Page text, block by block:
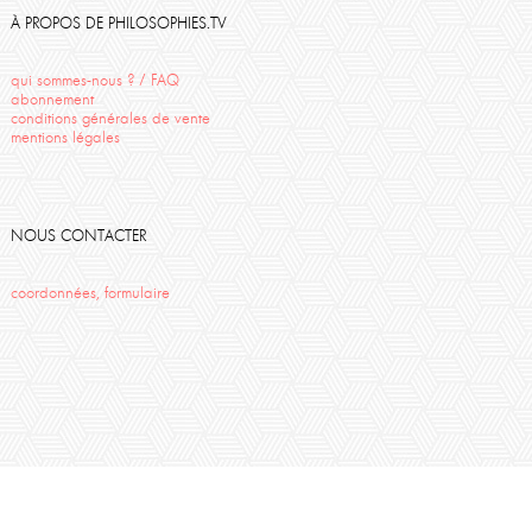
Corine Pelluchon Anne Eyssidieux-Vaissermann
À PROPOS DE PHILOSOPHIES.TV
qui sommes-nous ? / FAQ
abonnement
conditions générales de vente
mentions légales
NOUS CONTACTER
coordonnées, formulaire